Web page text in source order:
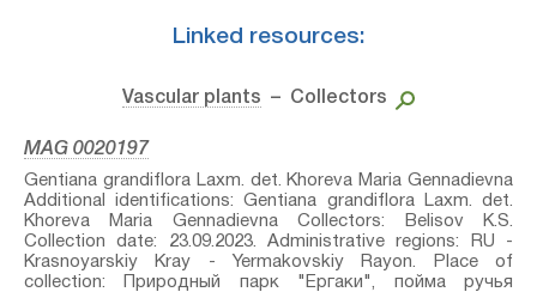
Linked resources:
Vascular plants – Collectors
MAG 0020197
Gentiana grandiflora Laxm.⁣ det. Khoreva Maria Gennadievna
Additional identifications: Gentiana grandiflora Laxm.⁣ det.
Khoreva Maria Gennadievna Collectors: Belisov K.S.
Collection date: 23.09.2023. Administrative regions: RU -
Krasnoyarskiy Kray - Yermakovskiy Rayon. Place of
collection: Природный парк "Ергаки", пойма ручья